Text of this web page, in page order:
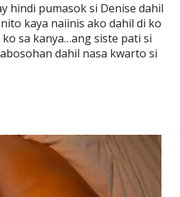
hindi pumasok si Denise dahil
kaya naiinis ako dahil di ko
sa kanya…ang siste pati si
dahil nasa kwarto si